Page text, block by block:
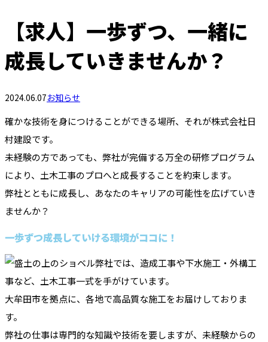
【求人】一歩ずつ、一緒に
成長していきませんか？
2024.06.07お知らせ
確かな技術を身につけることができる場所、それが株式会社日
村建設です。
未経験の方であっても、弊社が完備する万全の研修プログラム
により、土木工事のプロへと成長することを約束します。
弊社とともに成長し、あなたのキャリアの可能性を広げていき
ませんか？
一歩ずつ成長していける環境がココに！
弊社では、造成工事や下水施工・外構工
事など、土木工事一式を手がけています。
大牟田市を拠点に、各地で高品質な施工をお届けしておりま
す。
弊社の仕事は専門的な知識や技術を要しますが、未経験からの